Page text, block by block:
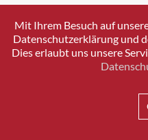
SWISSICT
VULKANSTRASSE 120
8048 ZURICH
Mit Ihrem Besuch auf
Datenschutzerklärung und
Dies erlaubt uns unsere